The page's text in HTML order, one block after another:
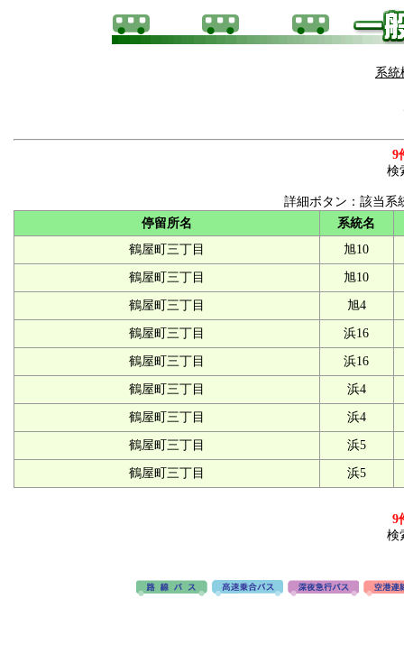
系統
9
検
詳細ボタン：該当系
停留所名
系統名
鶴屋町三丁目
旭10
鶴屋町三丁目 旭10
鶴屋町三丁目 旭4
鶴屋町三丁目 浜16
鶴屋町三丁目 浜16
鶴屋町三丁目 浜4
鶴屋町三丁目 浜4
鶴屋町三丁目 浜5
鶴屋町三丁目 浜5
9
検